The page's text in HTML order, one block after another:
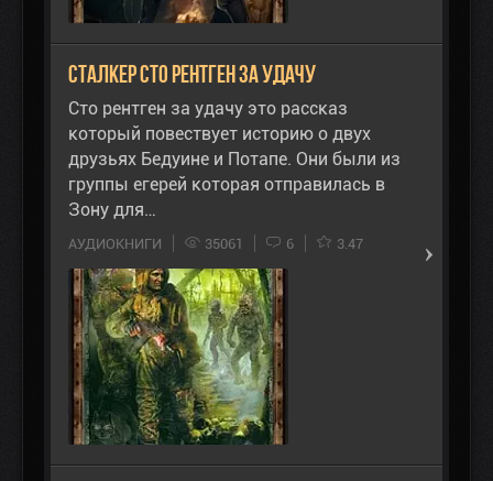
Сталкер Сто рентген за удачу
Сто рентген за удачу это рассказ
который повествует историю о двух
друзьях Бедуине и Потапе. Они были из
группы егерей которая отправилась в
Зону для…
АУДИОКНИГИ 35061 6 3.47